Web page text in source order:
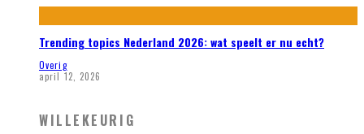
Trending topics Nederland 2026: wat speelt er nu echt?
Overig
april 12, 2026
WILLEKEURIG